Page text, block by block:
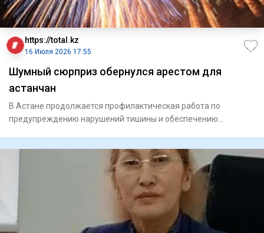
https://total.kz
16 Июля 2026 17:55
Шумный сюрприз обернулся арестом для
астанчан
В Астане продолжается профилактическая работа по
предупреждению нарушений тишины и обеспечению